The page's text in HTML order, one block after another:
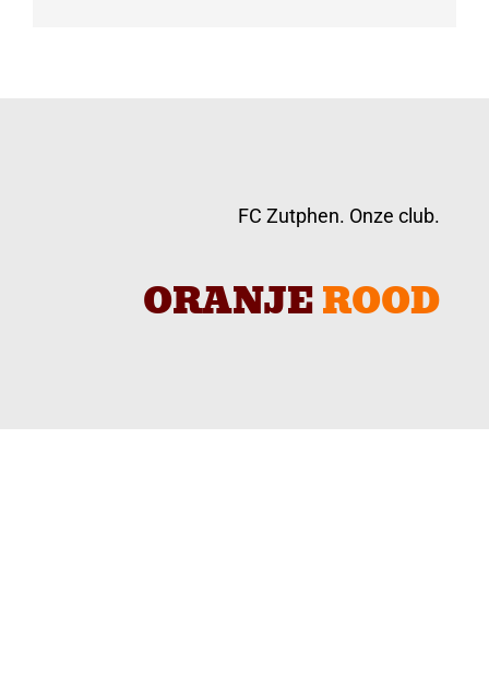
FC Zutphen. Onze club.
ORANJEROOD